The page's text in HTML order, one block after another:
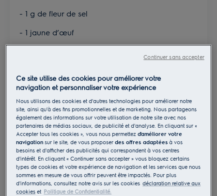
- 1 g de fleur de sel
- 1 jaune d’œuf
- 14 g de cacao en poudre
Pour la ganache chocolat
- 135 g de chocolat de couverture noir 70 %
- 30 g de trimoline
- 150 ml de crème liquide
- 15 g de glucose
Ce site utilise des cookies pour améliorer votre
navigation et personnaliser votre expérience
Nous utilisons des cookies et d'autres technologies pour améliorer notre
site, ainsi qu'à des fins promotionnelles et de marketing. Nous partageons
également des informations sur votre utilisation de notre site avec nos
partenaires de médias sociaux, de publicité et d'analyse. En cliquant sur «
Accepter tous les cookies », vous nous permettezd'améliorer votre
navigation sur le site, de vous proposerdes offres adaptées à vos
besoins et d'afficher des publicités qui correspondent à vos centres
d'intérêt. En cliquant « Continuer sans accepter » vous bloquez certains
types de cookies et votre expérience de navigation et les services que nous
sommes en mesure de vous offrir peuvent être impactés. Pour plus
d'informations, consultez notre avis sur les cookies déclaration relative aux
cookies et Politique de Confidentialité.
Continuer sans accepter